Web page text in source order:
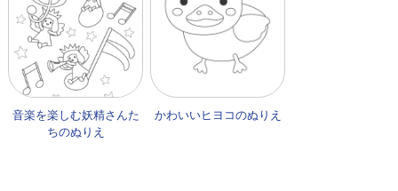
音楽を楽しむ妖精さんた
ちのぬりえ
かわいいヒヨコのぬりえ